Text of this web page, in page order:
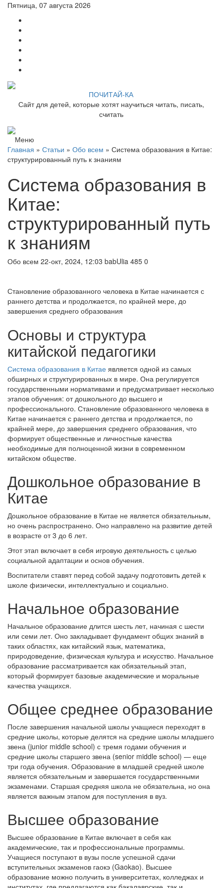
Пятница, 07 августа 2026
ПОЧИТАЙ-КА
Сайт для детей, которые хотят научиться читать, писать,
считать
Меню
Главная » Статьи » Обо всем » Система образования в Китае:
структурированный путь к знаниям
Система образования в
Китае:
структурированный путь
к знаниям
Обо всем 22-окт, 2024, 12:03 babUlia 485 0
Становление образованного человека в Китае начинается с
раннего детства и продолжается, по крайней мере, до
завершения среднего образования
Основы и структура
китайской педагогики
Система образования в Китае является одной из самых
обширных и структурированных в мире. Она регулируется
государственными нормативами и предусматривает несколько
этапов обучения: от дошкольного до высшего и
профессионального. Становление образованного человека в
Китае начинается с раннего детства и продолжается, по
крайней мере, до завершения среднего образования, что
формирует общественные и личностные качества
необходимые для полноценной жизни в современном
китайском обществе.
Дошкольное образование в
Китае
Дошкольное образование в Китае не является обязательным,
но очень распространено. Оно направлено на развитие детей
в возрасте от 3 до 6 лет.
Этот этап включает в себя игровую деятельность с целью
социальной адаптации и основ обучения.
Воспитатели ставят перед собой задачу подготовить детей к
школе физически, интеллектуально и социально.
Начальное образование
Начальное образование длится шесть лет, начиная с шести
или семи лет. Оно закладывает фундамент общих знаний в
таких областях, как китайский язык, математика,
природоведение, физическая культура и искусство. Начальное
образование рассматривается как обязательный этап,
который формирует базовые академические и моральные
качества учащихся.
Общее среднее образование
После завершения начальной школы учащиеся переходят в
средние школы, которые делятся на средние школы младшего
звена (junior middle school) с тремя годами обучения и
средние школы старшего звена (senior middle school) — еще
три года обучения. Образование в младшей средней школе
является обязательным и завершается государственными
экзаменами. Старшая средняя школа не обязательна, но она
является важным этапом для поступления в вуз.
Высшее образование
Высшее образование в Китае включает в себя как
академические, так и профессиональные программы.
Учащиеся поступают в вузы после успешной сдачи
вступительных экзаменов гаокэ (Gaokao). Высшее
образование можно получить в университетах, колледжах и